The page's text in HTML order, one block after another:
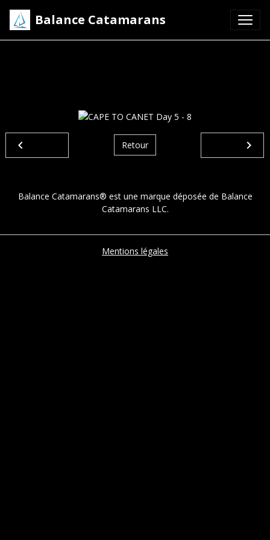
Balance Catamarans
Retour
Balance Catamarans® est une marque déposée de Balance
Catamarans LLC.
Mentions légales